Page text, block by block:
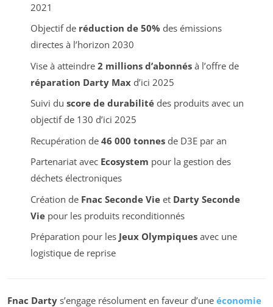
2021
Objectif de réduction de 50% des émissions
directes à l’horizon 2030
Vise à atteindre 2 millions d’abonnésà l’offre de
réparation Darty Maxd’ici 2025
Suivi du score de durabilitédes produits avec un
objectif de 130 d’ici 2025
Recupération de 46 000 tonnesde D3E par an
Partenariat avec Ecosystem pour la gestion des
déchets électroniques
Création de Fnac Seconde Vieet Darty Seconde
Viepour les produits reconditionnés
Préparation pour les Jeux Olympiquesavec une
logistique de reprise
Fnac Darty s’engage résolument en faveur d’une économie